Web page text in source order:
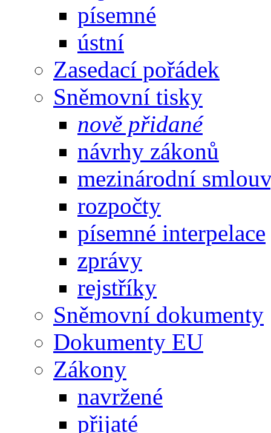
písemné
ústní
Zasedací pořádek
Sněmovní tisky
nově přidané
návrhy zákonů
mezinárodní
rozpočty
písemné interpelace
zprávy
rejstříky
Sněmovní dokumenty
Dokumenty EU
Zákony
navržené
přijaté